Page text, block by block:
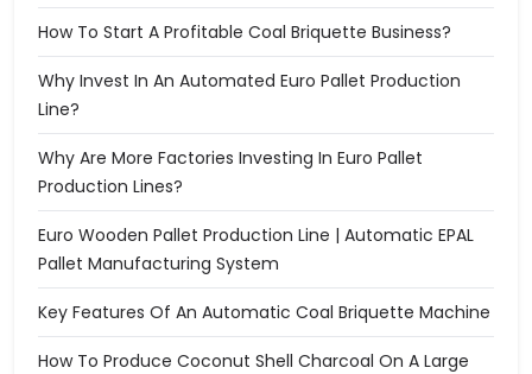
How To Start A Profitable Coal Briquette Business?
Why Invest In An Automated Euro Pallet Production
Line?
Why Are More Factories Investing In Euro Pallet
Production Lines?
Euro Wooden Pallet Production Line | Automatic EPAL
Pallet Manufacturing System
Key Features Of An Automatic Coal Briquette Machine
How To Produce Coconut Shell Charcoal On A Large